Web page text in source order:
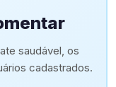
saudável, os
cadastrados.